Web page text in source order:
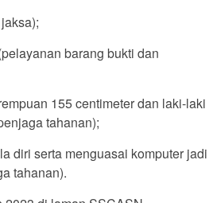
barang bukti dan
155 centimeter dan laki-laki
tahanan);
diri serta menguasai komputer jadi
tahanan).